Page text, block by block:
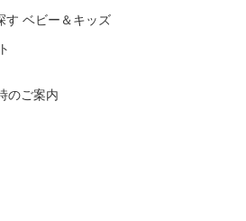
ベビー＆キッズ
のご案内